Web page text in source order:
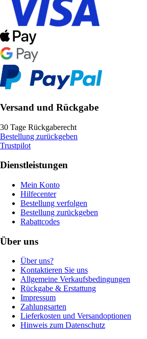
Versand und Rückgabe
30 Tage Rückgaberecht
Bestellung zurückgeben
Trustpilot
Dienstleistungen
Mein Konto
Hilfecenter
Bestellung verfolgen
Bestellung zurückgeben
Rabattcodes
Über uns
Über uns?
Kontaktieren Sie uns
Allgemeine Verkaufsbedingungen
Rückgabe & Erstattung
Impressum
Zahlungsarten
Lieferkosten und Versandoptionen
Hinweis zum Datenschutz